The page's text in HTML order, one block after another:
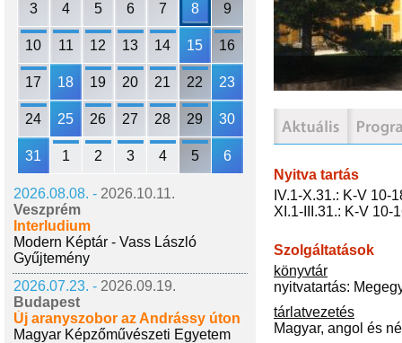
3 4 5 6 7 8 9
10 11 12 13 14 15 16
17 18 19 20 21 22 23
24 25 26 27 28 29 30
31 1 2 3 4 5 6
2026.08.08. - 2026.10.11.
Veszprém
Interludium
Modern Képtár - Vass László
Gyűjtemény
2026.07.23. - 2026.09.19.
Budapest
Új aranyszobor az Andrássy úton
Magyar Képzőművészeti Egyetem
Nyitva tartás
IV.1-X.31.: K-V 10-
XI.1-III.31.: K-V 10-
Szolgáltatások
könyvtár
nyitvatartás:
tárlatvezetés
Magyar, angol és